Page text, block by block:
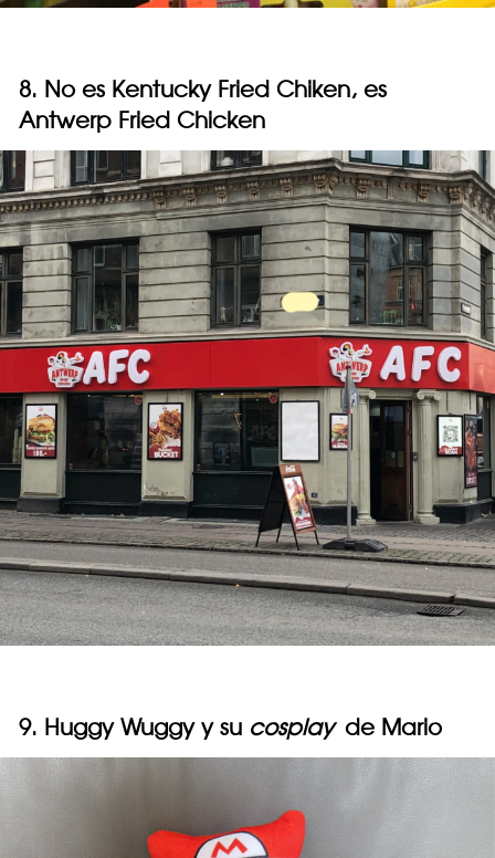
8. No es Kentucky Fried Chiken, es
Antwerp Fried Chicken
9. Huggy Wuggy y su cosplayde Mario